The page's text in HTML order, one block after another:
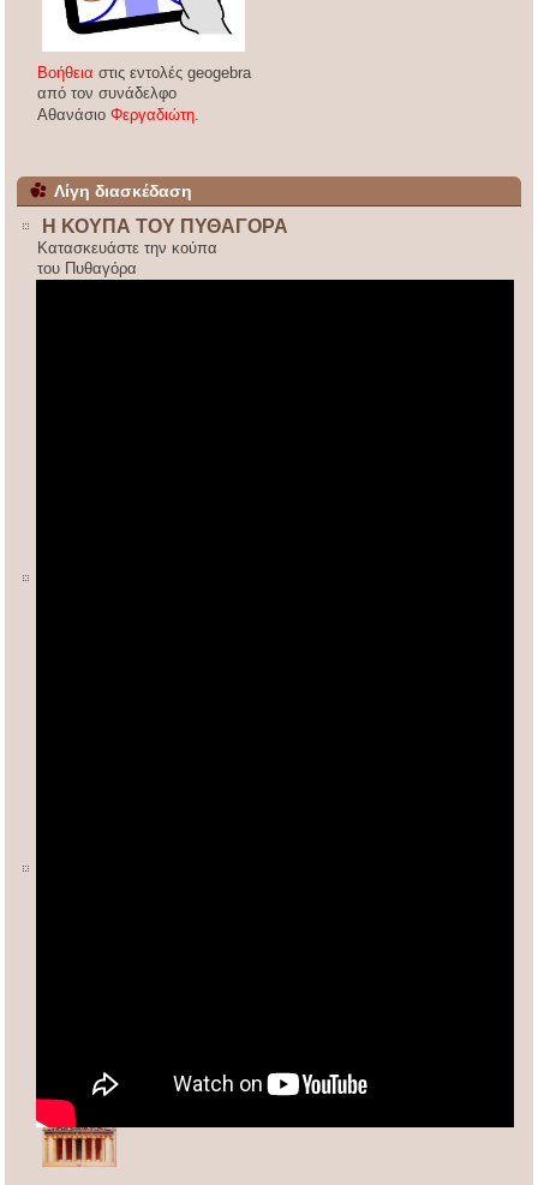
Βοήθειαστις εντολές geogebra
από τον συνάδελφο
ΑθανάσιοΦεργαδιώτη
Λίγη διασκέδαση
Η ΚΟΥΠΑ ΤΟΥ ΠΥΘΑΓΟΡΑ
Κατασκευάστε την κούπα
του Πυθαγόρα
asxetos.gr